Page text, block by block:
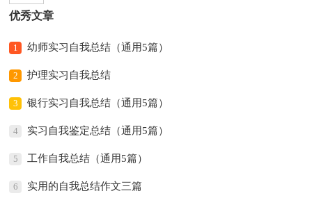
优秀文章
1 幼师实习自我总结（通用5篇）
2 护理实习自我总结
3 银行实习自我总结（通用5篇）
4 实习自我鉴定总结（通用5篇）
5 工作自我总结（通用5篇）
6 实用的自我总结作文三篇